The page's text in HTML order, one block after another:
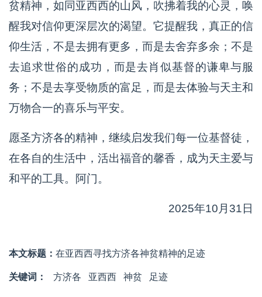
贫精神，如同亚西西的山风，吹拂着我的心灵，唤
醒我对信仰更深层次的渴望。它提醒我，真正的信
仰生活，不是去拥有更多，而是去舍弃多余；不是
去追求世俗的成功，而是去肖似基督的谦卑与服
务；不是去享受物质的富足，而是去体验与天主和
万物合一的喜乐与平安。
愿圣方济各的精神，继续启发我们每一位基督徒，
在各自的生活中，活出福音的馨香，成为天主爱与
和平的工具。阿门。
2025年10月31日
本文标题： 在亚西西寻找方济各神贫精神的足迹
关键词： 方济各 亚西西 神贫 足迹